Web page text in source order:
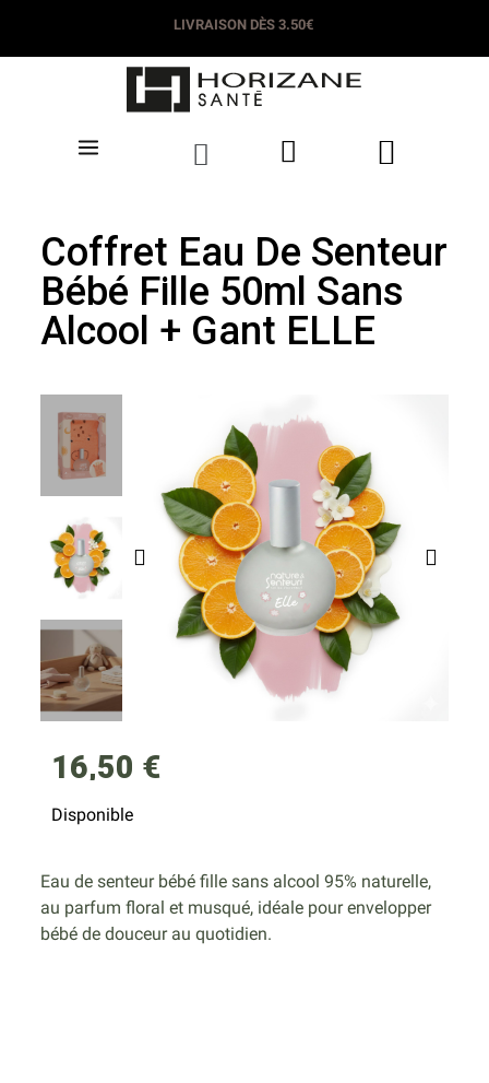
LIVRAISON DÈS 3.50€
Coffret Eau De Senteur
Bébé Fille 50ml Sans
Alcool + Gant ELLE
16,50 €
Disponible
Eau de senteur bébé fille sans alcool 95% naturelle,
au parfum floral et musqué, idéale pour envelopper
bébé de douceur au quotidien.